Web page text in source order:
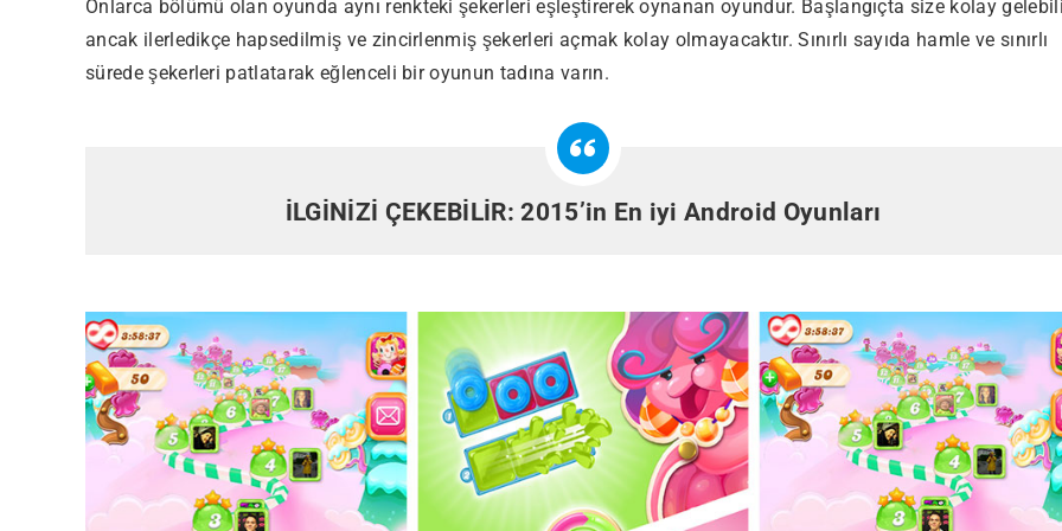
Onlarca bölümü olan oyunda aynı renkteki şekerleri eşleştirerek oynanan oyundur. Başlangıçta size kolay
ancak ilerledikçe hapsedilmiş ve zincirlenmiş şekerleri açmak kolay olmayacaktır. Sınırlı sayıda hamle ve sınırlı
sürede şekerleri patlatarak eğlenceli bir oyunun tadına varın.
İLGİNİZİ ÇEKEBİLİR:2015’in En iyi Android Oyunları